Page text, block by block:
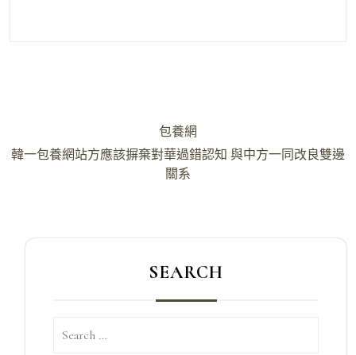
章
包養網
韓一包養網站方應該摒棄對華過錯認知 與中方一同改良雙邊
關系
SEARCH